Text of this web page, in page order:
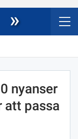
»
nyanser
att passa